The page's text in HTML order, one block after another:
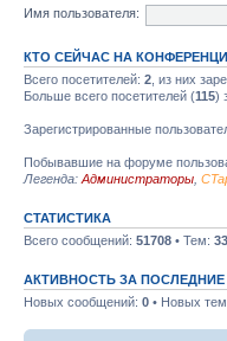
Имя пользователя:
КТО СЕЙЧАС НА
Всего посетителей: 2 , из них
Больше всего посетителей (115)
Зарегистрированные
Побывавшие на форуме
Легенда: Администраторы
СТАТИСТИКА
Всего сообщений: 51708 • Тем:
АКТИВНОСТЬ ЗА ПОСЛЕДНИЕ
Новых сообщений: 0 • Новых